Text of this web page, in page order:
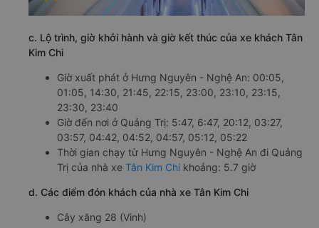
c. Lộ trình, giờ khởi hành và giờ kết thúc của xe khách Tân
Kim Chi
Giờ xuất phát ở Hưng Nguyên - Nghệ An: 00:05,
01:05, 14:30, 21:45, 22:15, 23:00, 23:10, 23:15,
23:30, 23:40
Giờ đến nơi ở Quảng Trị: 5:47, 6:47, 20:12, 03:27,
03:57, 04:42, 04:52, 04:57, 05:12, 05:22
Thời gian chạy từ Hưng Nguyên - Nghệ An đi Quảng
Trị của nhà xe Tân Kim Chi khoảng: 5.7 giờ
d. Các điểm đón khách của nhà xe Tân Kim Chi
Cây xăng 28 (Vinh)